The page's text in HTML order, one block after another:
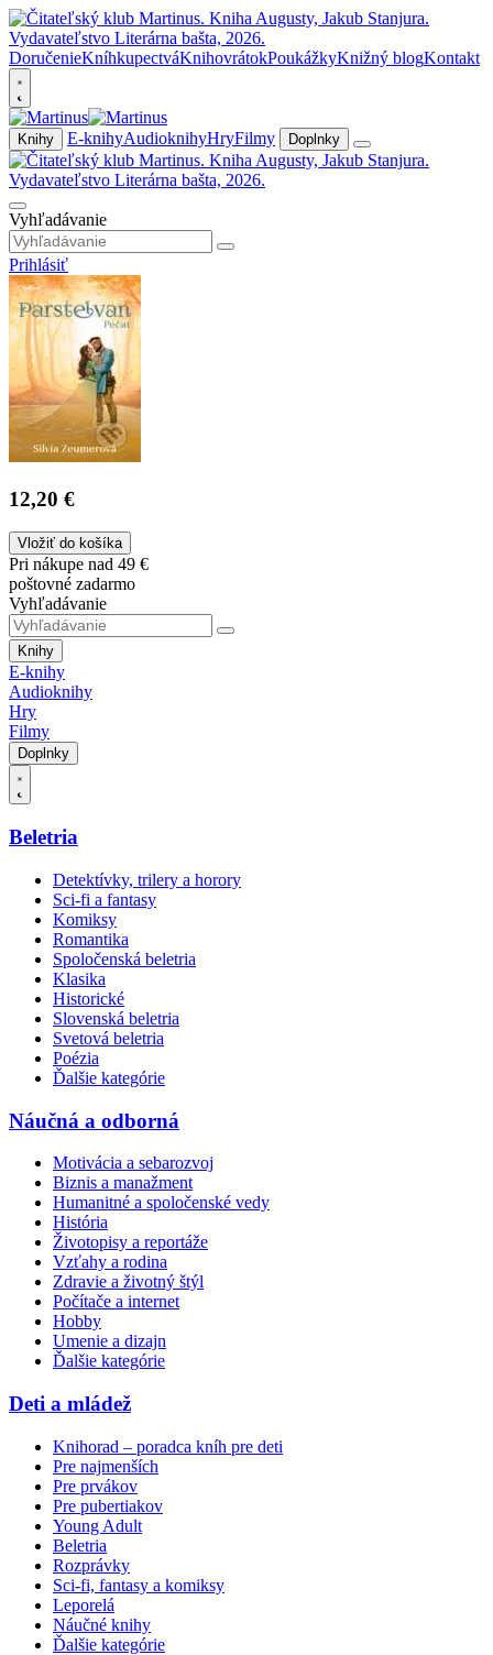
DoručenieKníhkupectváKnihovrátokPoukážkyKnižný blogKontakt
Knihy E-knihyAudioknihyHryFilmy Doplnky
Vyhľadávanie
Prihlásiť
12,20 €
Vložiť do košíka
Pri nákupe nad 49 €
poštovné zadarmo
Vyhľadávanie
Knihy
E-knihy
Audioknihy
Hry
Filmy
Doplnky
Beletria
Detektívky, trilery a horory
Sci-fi a fantasy
Komiksy
Romantika
Spoločenská beletria
Klasika
Historické
Slovenská beletria
Svetová beletria
Poézia
Ďalšie kategórie
Náučná a odborná
Motivácia a sebarozvoj
Biznis a manažment
Humanitné a spoločenské vedy
História
Životopisy a reportáže
Vzťahy a rodina
Zdravie a životný štýl
Počítače a internet
Hobby
Umenie a dizajn
Ďalšie kategórie
Deti a mládež
Knihorad – poradca kníh pre deti
Pre najmenších
Pre prvákov
Pre pubertiakov
Young Adult
Beletria
Rozprávky
Sci-fi, fantasy a komiksy
Leporelá
Náučné knihy
Ďalšie kategórie